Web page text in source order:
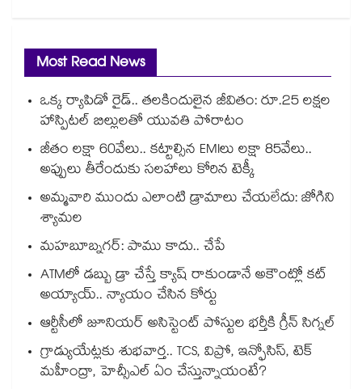
Most Read News
ఒక్క ర్యాపిడో రైడ్.. తలకిందులైన జీవితం: రూ.25 లక్షల
హాస్పిటల్ బిల్లులతో యువతి పోరాటం
జీతం లక్షా 60వేలు.. కట్టాల్సిన EMIలు లక్షా 85వేలు..
అప్పులు తీరేందుకు సలహాలు కోరిన టెక్కీ
అమ్మవారి ముందు ఎలాంటి డ్రామాలు చేయలేదు: జోగిని
శ్యామల
మహబూబ్నగర్: పాము కాదు.. చేపే
ATMలో డబ్బు డ్రా చేస్తే క్యాష్ రాకుండానే అకౌంట్లో కట్
అయ్యాయ్.. న్యాయం చేసిన కోర్టు
ఆర్టీసీలో జూనియర్ అసిస్టెంట్‌‌ పోస్టుల భర్తీకి గ్రీన్‌‌ సిగ్నల్
గ్రాడ్యుయేట్లకు శుభవార్త.. TCS, విప్రో, ఇన్ఫోసిస్, టెక్
మహీంద్రా, హెచ్సీఎల్ ఏం చేస్తున్నాయంటే?